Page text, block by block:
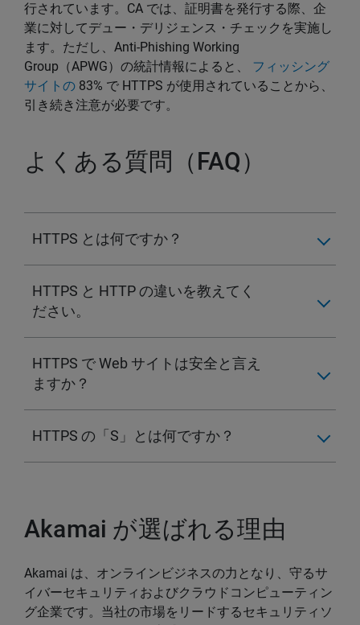
行されています。CA では、証明書を発行する際、企
業に対してデュー・デリジェンス・チェックを実施し
ます。ただし、Anti-Phishing Working
Group（APWG）の統計情報によると、
フィッシング
サイトの 83% で HTTPS が使用されていることから、
引き続き注意が必要です。
よくある質問（FAQ）
HTTPS とは何ですか？
HTTPS と HTTP の違いを教えてく
ださい。
HTTPS で Web サイトは安全と言え
ますか？
HTTPS の「S」とは何ですか？
Akamai が選ばれる理由
Akamai は、オンラインビジネスの力となり、守るサ
イバーセキュリティおよびクラウドコンピューティン
グ企業です。当社の市場をリードするセキュリティソ